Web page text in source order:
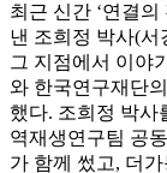
최근 신간 ‘연결
낸 조희정 박사(서
그 지점에서 이야
와 한국연구재단
했다. 조희정 박사
역재생연구팀 공
가 함께 썼고, 더